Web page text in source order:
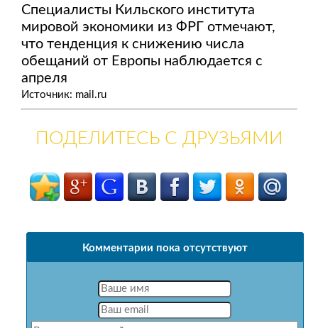
Специалисты Кильского института
мировой экономики из ФРГ отмечают,
что тенденция к снижению числа
обещаний от Европы наблюдается с
апреля
Источник: mail.ru
ПОДЕЛИТЕСЬ С ДРУЗЬЯМИ
Комментарии пока отсутствуют